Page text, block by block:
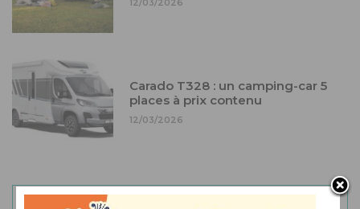
Carado T328 : un camping-car 5
places à prix contenu
12/03/2026